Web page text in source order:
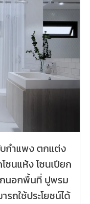
กำแพง ตกแต่ง
ซนแห้ง โซนเปียก
กนอกพื้นที่ ปูพรม
ถใช้ประโยชน์ได้